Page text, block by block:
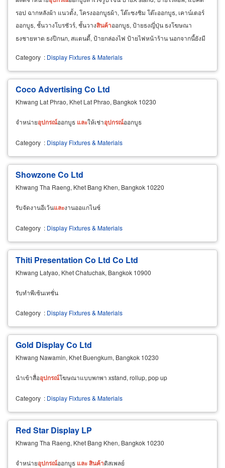
รอป ฉากหลังผ้า แนวตั้ง, โครงออกบูธผ้า, โต๊ะชงชิม โต๊ะออกบูธ, เคาน์เตอร์
ออกบูธ, ชั้นวางโบรชัวร์, ชั้นวางสินค้าออกบูธ, ป้ายธงญี่ปุ่น ธงโฆษณา
ธงชายหาด ธงปีกนก, สแตนดี้, ป้ายกล่องไฟ ป้ายไฟหน้าร้าน นอกจากนี้ยังมี
Category : Display Fixtures & Materials
Coco Advertising Co Ltd
Khwang Lat Phrao, Khet Lat Phrao, Bangkok 10230
จำหน่ายอุปกรณ์ออกบูธ และให้เช่าอุปกรณ์ออกบูธ
Category : Display Fixtures & Materials
Showzone Co Ltd
Khwang Tha Raeng, Khet Bang Khen, Bangkok 10220
รับจัดงานอีเว้นและงานออแกไนซ์
Category : Display Fixtures & Materials
Thiti Presentation Co Ltd Co Ltd
Khwang Latyao, Khet Chatuchak, Bangkok 10900
รับทำพีเซ้นเทชั่น
Category : Display Fixtures & Materials
Gold Display Co Ltd
Khwang Nawamin, Khet Buengkum, Bangkok 10230
นำเข้าสื่ออุปกรณ์โฆษณาแบบพกพา xstand, rollup, pop up
Category : Display Fixtures & Materials
Red Star Display LP
Khwang Tha Raeng, Khet Bang Khen, Bangkok 10230
จำหน่ายอุปกรณ์ออกบูธ และสินค้าดิสเพลย์